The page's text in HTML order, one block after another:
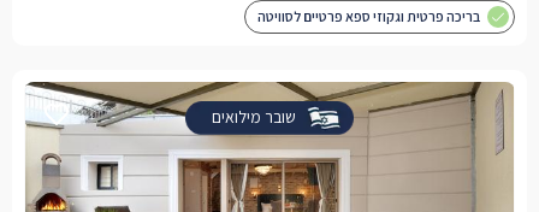
בריכה פרטית וגקוזי ספא פרטיים לסוויטה
שובר מילואים